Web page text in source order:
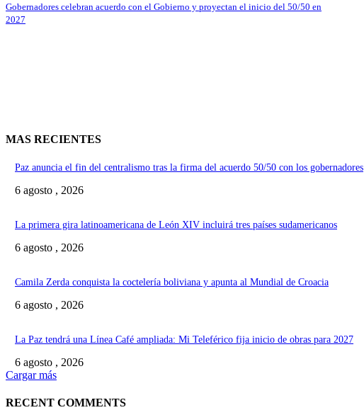
Gobernadores celebran acuerdo con el Gobierno y proyectan el inicio del 50/50 en
2027
MAS RECIENTES
Paz anuncia el fin del centralismo tras la firma del acuerdo 50/50 con los gobernadores
6 agosto , 2026
La primera gira latinoamericana de León XIV incluirá tres países sudamericanos
6 agosto , 2026
Camila Zerda conquista la coctelería boliviana y apunta al Mundial de Croacia
6 agosto , 2026
La Paz tendrá una Línea Café ampliada: Mi Teleférico fija inicio de obras para 2027
6 agosto , 2026
Cargar más
RECENT COMMENTS